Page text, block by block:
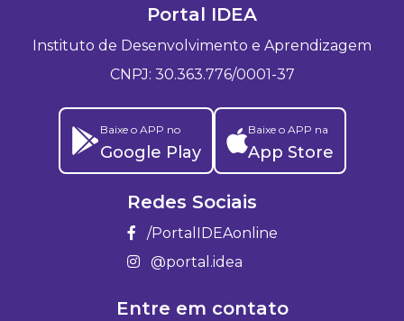
Portal IDEA
Instituto de Desenvolvimento e Aprendizagem
CNPJ: 30.363.776/0001-37
Baixe o APP no
Google Play
Baixe o APP na
App Store
Redes Sociais
/PortalIDEAonline
@portal.idea
Entre em contato